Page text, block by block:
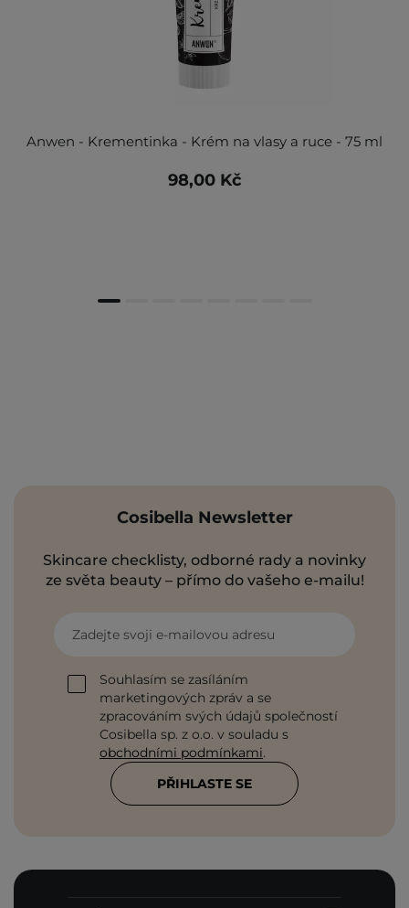
Anwen - Krementinka - Krém na vlasy a ruce - 75 ml
98,00 Kč
Cosibella Newsletter
Skincare checklisty, odborné rady a novinky
ze světa beauty – přímo do vašeho e-mailu!
Zadejte svoji e-mailovou adresu
Souhlasím se zasíláním
marketingových zpráv a se
zpracováním svých údajů společností
Cosibella sp. z o.o. v souladu s
obchodními podmínkami.
PŘIHLASTE SE